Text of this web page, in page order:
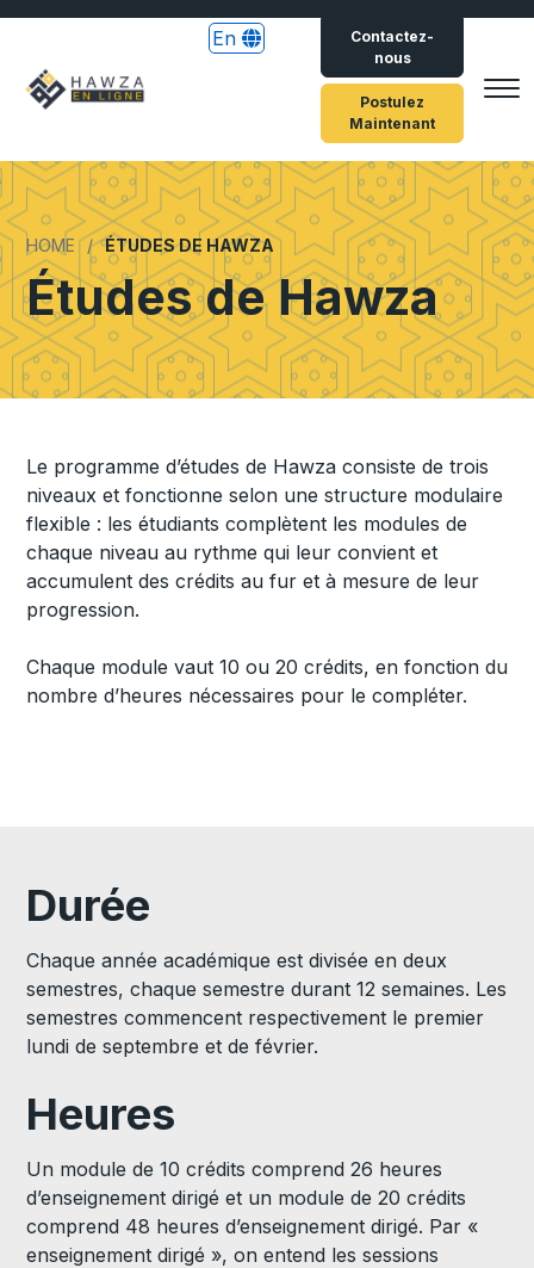
En
Contactez-
nous
Postulez
Maintenant
HOME ÉTUDES DE HAWZA
Études de Hawza
Le programme d’études de Hawza consiste de trois
niveaux et fonctionne selon une structure modulaire
flexible : les étudiants complètent les modules de
chaque niveau au rythme qui leur convient et
accumulent des crédits au fur et à mesure de leur
progression.
Chaque module vaut 10 ou 20 crédits, en fonction du
nombre d’heures nécessaires pour le compléter.
Durée
Chaque année académique est divisée en deux
semestres, chaque semestre durant 12 semaines. Les
semestres commencent respectivement le premier
lundi de septembre et de février.
Heures
Un module de 10 crédits comprend 26 heures
d’enseignement dirigé et un module de 20 crédits
comprend 48 heures d’enseignement dirigé. Par «
enseignement dirigé », on entend les sessions